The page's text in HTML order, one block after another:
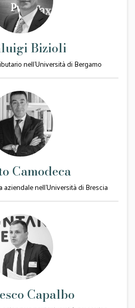
Bizioli
nell’Università di Bergamo
Camodeca
nell’Università di Brescia
Capalbo